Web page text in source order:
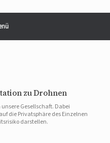
zu Drohnen
Gesellschaft. Dabei
die Privatsphäre des Einzelnen
darstellen.